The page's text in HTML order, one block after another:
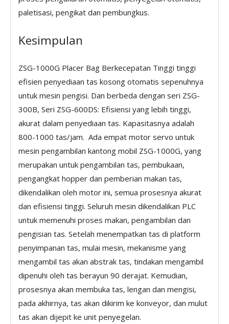
paletisasi, pengikat dan pembungkus.
Kesimpulan
ZSG-1000G Placer Bag Berkecepatan Tinggi tinggi
efisien penyediaan tas kosong otomatis sepenuhnya
untuk mesin pengisi. Dan berbeda dengan seri ZSG-
300B, Seri ZSG-600DS: Efisiensi yang lebih tinggi,
akurat dalam penyediaan tas. Kapasitasnya adalah
800-1000 tas/jam. Ada empat motor servo untuk
mesin pengambilan kantong mobil ZSG-1000G, yang
merupakan untuk pengambilan tas, pembukaan,
pengangkat hopper dan pemberian makan tas,
dikendalikan oleh motor ini, semua prosesnya akurat
dan efisiensi tinggi. Seluruh mesin dikendalikan PLC
untuk memenuhi proses makan, pengambilan dan
pengisian tas. Setelah menempatkan tas di platform
penyimpanan tas, mulai mesin, mekanisme yang
mengambil tas akan abstrak tas, tindakan mengambil
dipenuhi oleh tas berayun 90 derajat. Kemudian,
prosesnya akan membuka tas, lengan dan mengisi,
pada akhirnya, tas akan dikirim ke konveyor, dan mulut
tas akan dijepit ke unit penyegelan.